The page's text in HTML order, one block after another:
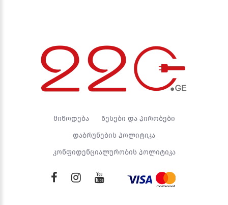
მიწოდება
წესები და პირობები
დაბრუნების პოლიტიკა
კონფიდენციალურობის პოლიტიკა